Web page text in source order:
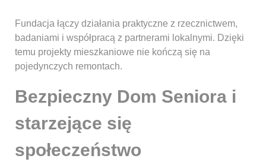
Fundacja łączy działania praktyczne z rzecznictwem,
badaniami i współpracą z partnerami lokalnymi. Dzięki
temu projekty mieszkaniowe nie kończą się na
pojedynczych remontach.
Bezpieczny Dom Seniora i
starzejące się
społeczeństwo